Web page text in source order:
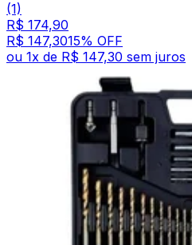
(1)
R$ 174,90
R$ 147,3015% OFF
ou 1x de R$ 147,30 sem juros